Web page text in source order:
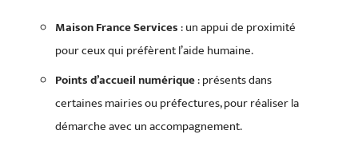
Maison France Services: un appui de proximité
pour ceux qui préfèrent l’aide humaine.
Points d’accueil numérique: présents dans
certaines mairies ou préfectures, pour réaliser la
démarche avec un accompagnement.